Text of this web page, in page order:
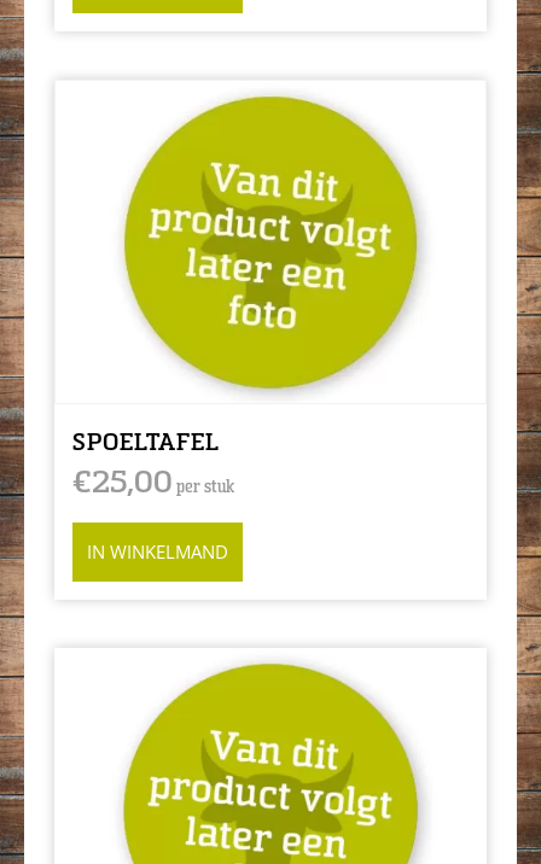
SPOELTAFEL
€25,00 per stuk
IN WINKELMAND